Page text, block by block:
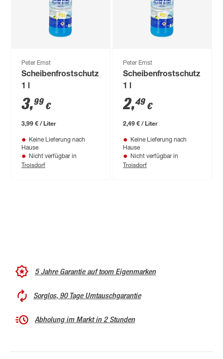
Peter Ernst
Scheibenfrostschutz
1 l
3,99 €
3,99 € / Liter
Keine Lieferung nach
Hause
Nicht verfügbar in
Troisdorf
Peter Ernst
Scheibenfrostschutz
1 l
2,49 €
2,49 € / Liter
Keine Lieferung nach
Hause
Nicht verfügbar in
Troisdorf
5 Jahre Garantie auf toom Eigenmarken
Sorglos, 90 Tage Umtauschgarantie
Abholung im Markt in 2 Stunden